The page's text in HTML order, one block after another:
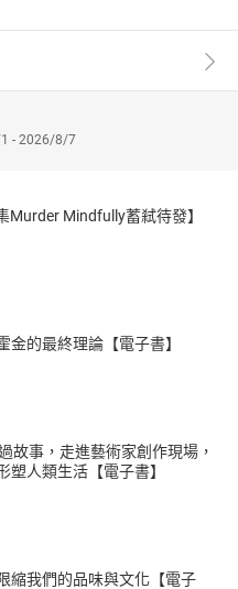
於來年的考試當中贏得全勝，
- 2026/8/7
Murder Mindfully蓄弒待發】
金的最終理論【電子書】
故事，走進藝術家創作現場，
塑人類生活【電子書】
縮我們的品味與文化【電子